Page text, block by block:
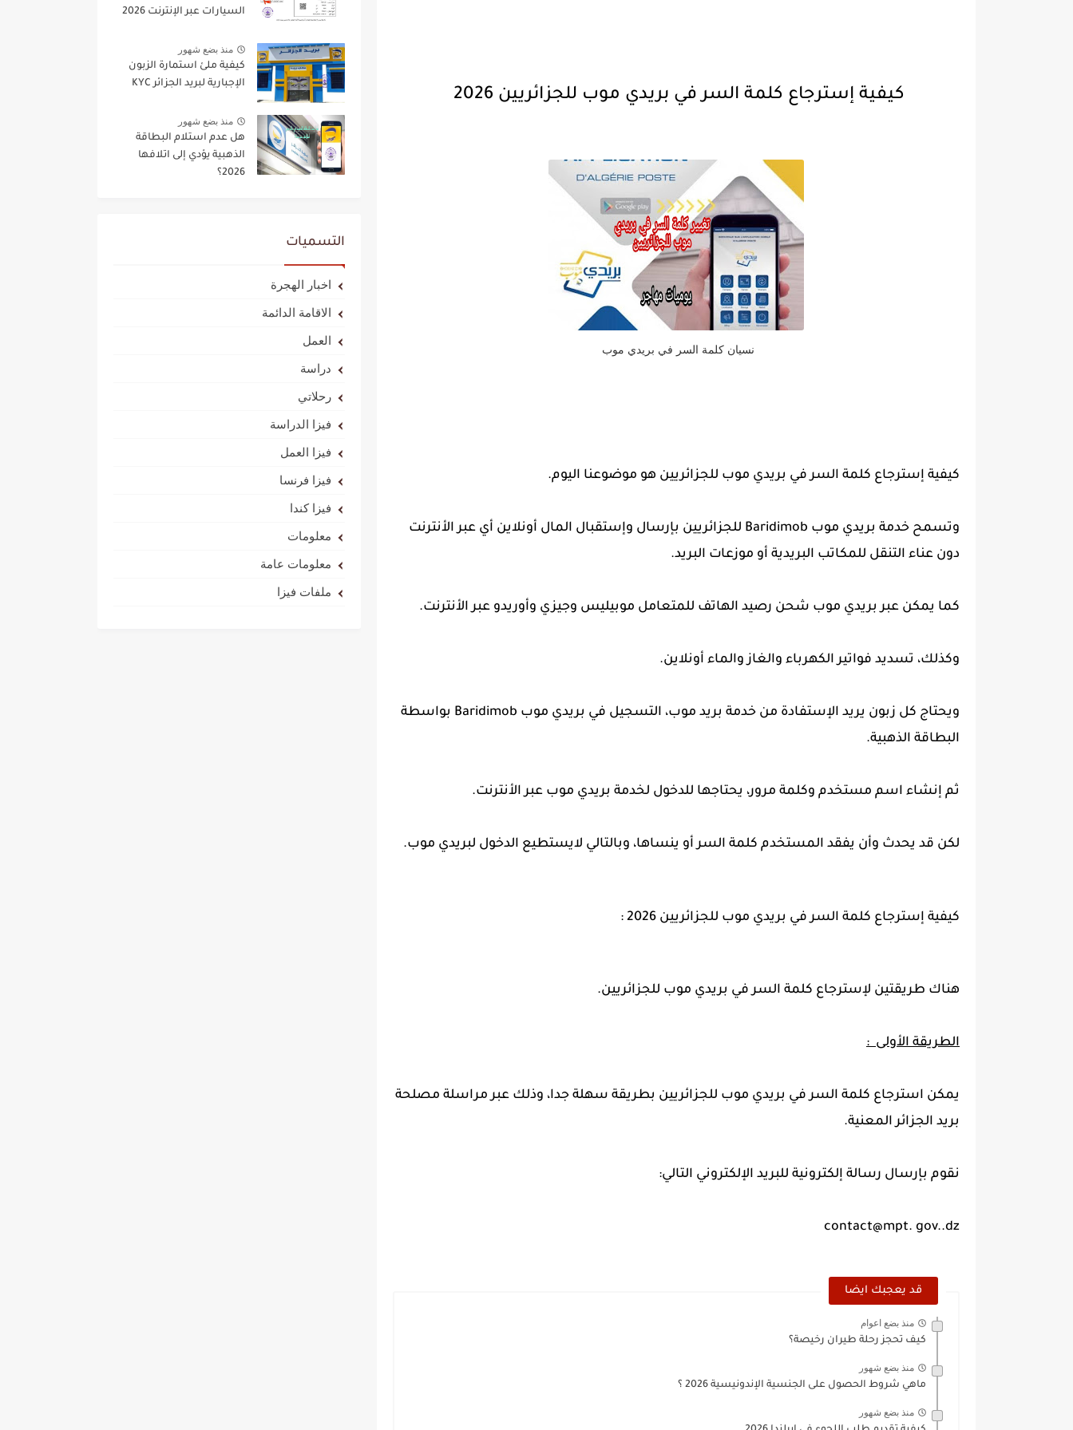
كيفية إسترجاع كلمة السر في بريدي موب للجزائريين 2026
نسيان كلمة السر في بريدي موب
كيفية إسترجاع كلمة السر في بريدي موب للجزائريين هو موضوعنا اليوم.
وتسمح خدمة بريدي موب Baridimob للجزائريين بإرسال وإستقبال المال أونلاين أي عبر الأنترنت
دون عناء التنقل للمكاتب البريدية أو موزعات البريد.
كما يمكن عبر بريدي موب شحن رصيد الهاتف للمتعامل موبيليس وجيزي وأوريدو عبر الأنترنت.
وكذلك، تسديد فواتير الكهرباء والغاز والماء أونلاين.
ويحتاج كل زبون يريد الإستفادة من خدمة بريد موب، التسجيل في بريدي موب Baridimob بواسطة
البطاقة الذهبية.
ثم إنشاء اسم مستخدم وكلمة مرور، يحتاجها للدخول لخدمة بريدي موب عبر الأنترنت.
لكن قد يحدث وأن يفقد المستخدم كلمة السر أو ينساها، وبالتالي لايستطيع الدخول لبريدي موب.
كيفية إسترجاع كلمة السر في بريدي موب للجزائريين 2026 :
هناك طريقتين لإسترجاع كلمة السر في بريدي موب للجزائريين.
الطريقة الأولى :
يمكن استرجاع كلمة السر في بريدي موب للجزائريين بطريقة سهلة جدا، وذلك عبر مراسلة مصلحة
بريد الجزائر المعنية.
نقوم بإرسال رسالة إلكترونية للبريد الإلكتروني التالي:
contact@mpt. gov..dz
قد يعجبك ايضا
منذ بضع اعوام
كيف تحجز رحلة طيران رخيصة؟
منذ بضع شهور
ماهي شروط الحصول على الجنسية الإندونيسية 2026 ؟
منذ بضع شهور
السيارات عبر الإنترنت 2026
منذ بضع شهور
كيفية ملئ استمارة الزبون
الإجبارية لبريد الجزائر KYC
منذ بضع شهور
هل عدم استلام البطاقة
الذهبية يؤدي إلى اتلافها
2026؟
التسميات
اخبار الهجرة
الاقامة الدائمة
العمل
دراسة
رحلاتي
فيزا الدراسة
فيزا العمل
فيزا فرنسا
فيزا كندا
معلومات
معلومات عامة
ملفات فيزا